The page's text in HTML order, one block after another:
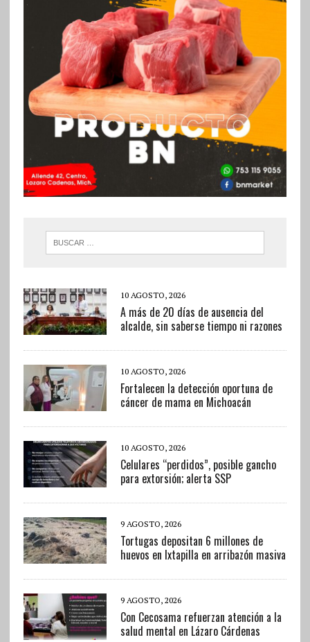
10 AGOSTO, 2026
A más de 20 días de ausencia del
alcalde, sin saberse tiempo ni razones
10 AGOSTO, 2026
Fortalecen la detección oportuna de
cáncer de mama en Michoacán
10 AGOSTO, 2026
Celulares “perdidos”, posible gancho
para extorsión; alerta SSP
9 AGOSTO, 2026
Tortugas depositan 6 millones de
huevos en Ixtapilla en arribazón masiva
9 AGOSTO, 2026
Con Cecosama refuerzan atención a la
salud mental en Lázaro Cárdenas